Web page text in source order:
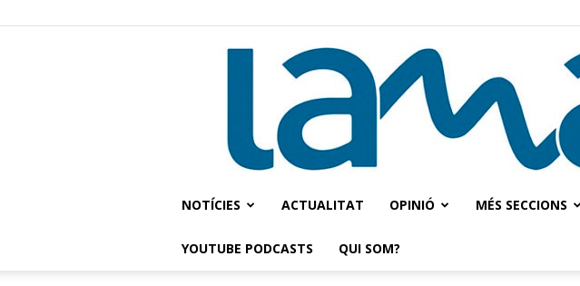
NOTÍCIES ACTUALITAT OPINIÓ MÉS SECCIONS
YOUTUBE PODCASTS QUI SOM?